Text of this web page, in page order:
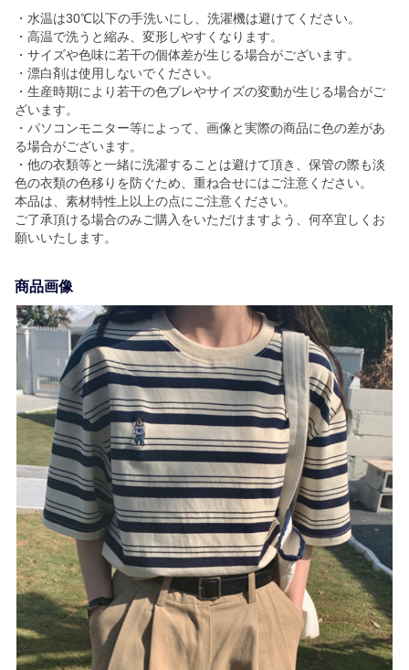
・水温は30℃以下の手洗いにし、洗濯機は避けてください。
・高温で洗うと縮み、変形しやすくなります。
・サイズや色味に若干の個体差が生じる場合がございます。
・漂白剤は使用しないでください。
・生産時期により若干の色ブレやサイズの変動が生じる場合がご
ざいます。
・パソコンモニター等によって、画像と実際の商品に色の差があ
る場合がございます。
・他の衣類等と一緒に洗濯することは避けて頂き、保管の際も淡
色の衣類の色移りを防ぐため、重ね合せにはご注意ください。
本品は、素材特性上以上の点にご注意ください。
ご了承頂ける場合のみご購入をいただけますよう、何卒宜しくお
願いいたします。
商品画像